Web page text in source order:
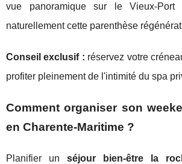
vue panoramique sur le Vieux-Port
naturellement cette parenthèse
Conseil exclusif : réservez votre
profiter pleinement de l'intimité du spa
Comment organiser son
en Charente-Maritime ?
Planifier unséjour bien-être la